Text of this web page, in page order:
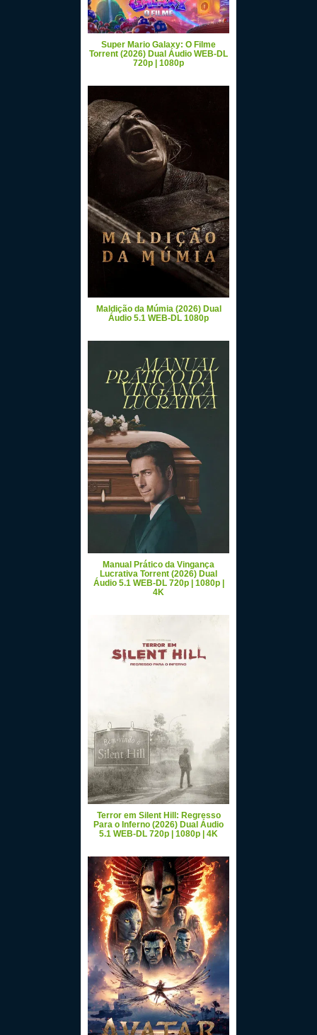
Super Mario Galaxy: O Filme
Torrent (2026) Dual Áudio WEB-DL
720p | 1080p
Maldição da Múmia (2026) Dual
Áudio 5.1 WEB-DL 1080p
Manual Prático da Vingança
Lucrativa Torrent (2026) Dual
Áudio 5.1 WEB-DL 720p | 1080p |
4K
Terror em Silent Hill: Regresso
Para o Inferno (2026) Dual Áudio
5.1 WEB-DL 720p | 1080p | 4K